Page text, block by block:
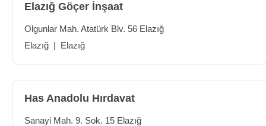
Elazığ Göçer İnşaat
Olgunlar Mah. Atatürk Blv. 56 Elazığ
Elazığ | Elazığ
Has Anadolu Hırdavat
Sanayi Mah. 9. Sok. 15 Elazığ